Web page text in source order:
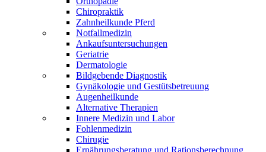
Chiropraktik
Zahnheilkunde Pferd
Notfallmedizin
Ankaufsuntersuchungen
Geriatrie
Dermatologie
Bildgebende Diagnostik
Gynäkologie und Gestütsbetreuung
Augenheilkunde
Alternative Therapien
Innere Medizin und Labor
Fohlenmedizin
Chirugie
Ernährungsberatung und Rationsberechnung